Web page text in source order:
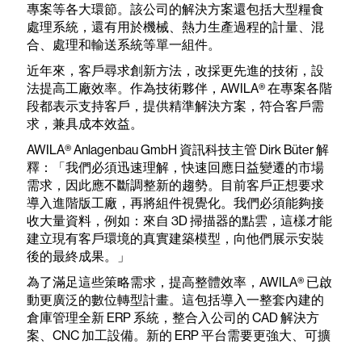
專案等各大環節。該公司的解決方案還包括大型糧食
處理系統，還有用於機械、熱力生產過程的計量、混
合、處理和輸送系統等單一組件。
近年來，客戶尋求創新方法，改採更先進的技術，設
法提高工廠效率。作為技術夥伴，AWILA® 在專案各階
段都表示支持客戶，提供精準解決方案，符合客戶需
求，兼具成本效益。
AWILA® Anlagenbau GmbH 資訊科技主管 Dirk Büter 解
釋：「我們必須迅速理解，快速回應日益變遷的市場
需求，因此應不斷調整新的趨勢。目前客戶正想要求
導入進階版工廠，再將組件視覺化。我們必須能夠接
收大量資料，例如：來自 3D 掃描器的點雲，這樣才能
建立現有客戶環境的真實建築模型，向他們展示安裝
後的最終成果。」
為了滿足這些策略需求，提高整體效率，AWILA® 已啟
動更廣泛的數位轉型計畫。這包括導入一整套內建的
倉庫管理全新 ERP 系統，整合入公司的 CAD 解決方
案、CNC 加工設備。新的 ERP 平台需要更強大、可擴